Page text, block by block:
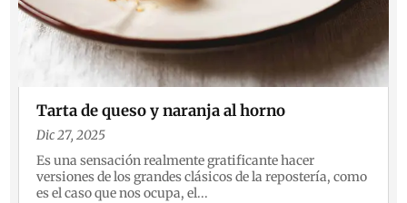
Tarta de queso y naranja al horno
Dic 27, 2025
Es una sensación realmente gratificante hacer
versiones de los grandes clásicos de la repostería, como
es el caso que nos ocupa, el...